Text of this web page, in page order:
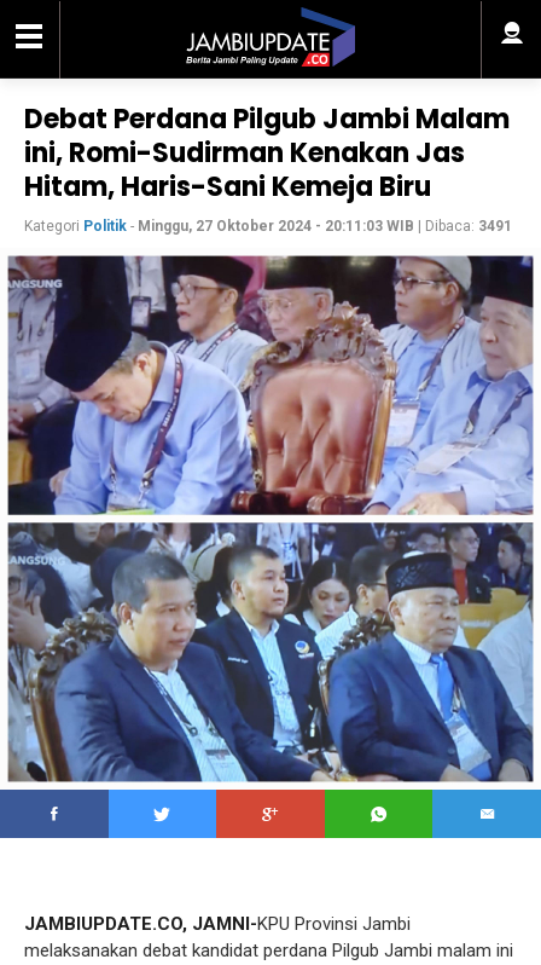
Debat Perdana Pilgub Jambi Malam
ini, Romi-Sudirman Kenakan Jas
Hitam, Haris-Sani Kemeja Biru
Kategori Politik - Minggu, 27 Oktober 2024 - 20:11:03 WIB | Dibaca: 3491
JAMBIUPDATE.CO, JAMNI-KPU Provinsi Jambi
melaksanakan debat kandidat perdana Pilgub Jambi malam ini